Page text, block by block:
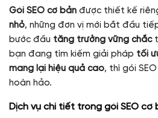
Gói SEO cơ bản được thiết kế
nhỏ, những đơn vị mới bắt đầu
bước đầu tăng trưởng vững chắc
bạn đang tìm kiếm giải pháp tối
mang lại hiệu quả cao, thì gói
hoàn hảo.
Dịch vụ chi tiết trong gói SEO cơ